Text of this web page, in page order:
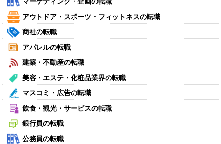
マーケティング・企画の転職
アウトドア・スポーツ・フィットネスの転職
商社の転職
アパレルの転職
建築・不動産の転職
美容・エステ・化粧品業界の転職
マスコミ・広告の転職
飲食・観光・サービスの転職
銀行員の転職
公務員の転職